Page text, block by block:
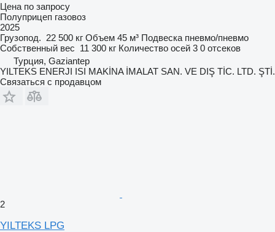
Цена по запросу
Полуприцеп газовоз
2025
Грузопод. 22 500 кг Объем 45 м³ Подвеска пневмо/пневмо
Собственный вес 11 300 кг Количество осей 3 0 отсеков
Турция, Gaziantep
YILTEKS ENERJI ISI MAKİNA İMALAT SAN. VE DIŞ TİC. LTD. ŞTİ.
Связаться с продавцом
2
YILTEKS LPG